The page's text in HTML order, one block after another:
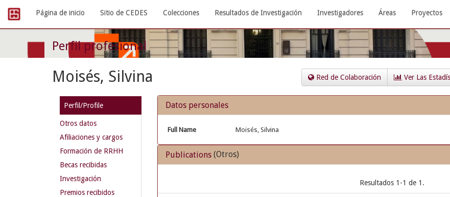
navigation
Página de inicio Sitio de CEDES Colecciones Resultados de Investigación Investigadores Áreas Proyectos
Perfil profesional
Moisés, Silvina Red de Colaboración Ver Las
Perfil/Profile
Otros datos
Afiliaciones y cargos
Formación de RRHH
Becas recibidas
Investigación
Premios recibidos
Datos personales
Full Name Moisés, Silvina
Publications (Otros)
Resultados 1-1 de 1.